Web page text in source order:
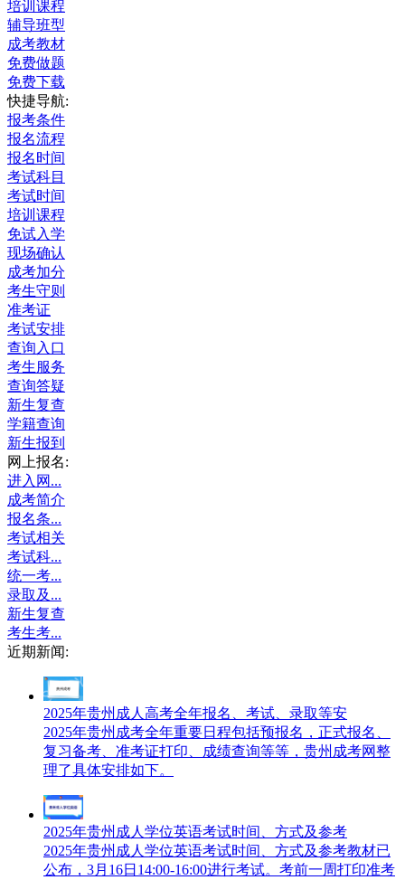
培训课程
辅导班型
成考教材
免费做题
免费下载
快捷导航:
报考条件
报名流程
报名时间
考试科目
考试时间
培训课程
免试入学
现场确认
成考加分
考生守则
准考证
考试安排
查询入口
考生服务
查询答疑
新生复查
学籍查询
新生报到
网上报名:
进入网...
成考简介
报名条...
考试相关
考试科...
统一考...
录取及...
新生复查
考生考...
近期新闻:
2025年贵州成人高考全年报名、考试、录取等安
2025年贵州成考全年重要日程包括预报名，正式报名、
复习备考、准考证打印、成绩查询等等，贵州成考网整
理了具体安排如下。
2025年贵州成人学位英语考试时间、方式及参考
2025年贵州成人学位英语考试时间、方式及参考教材已
公布，3月16日14:00-16:00进行考试。考前一周打印准考